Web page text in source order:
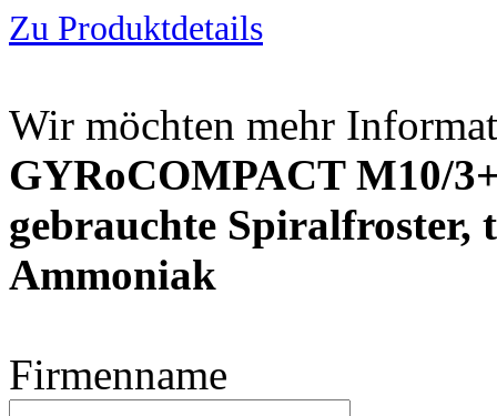
Zu Produktdetails
Wir möchten mehr
GYRoCOMPACT M10/
gebrauchte
Ammoniak
Firmenname